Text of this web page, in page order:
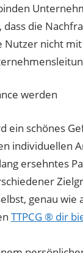
die
Nutzer nicht
werden
ein schönes
individuellen
ersehntes
genau wie
TTPCG ® dir